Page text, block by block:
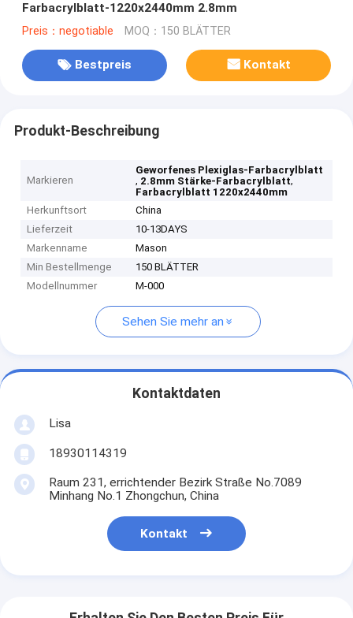
Farbacrylblatt-1220x2440mm 2.8mm
Preis：negotiable MOQ：150 BLÄTTER
Bestpreis Kontakt
Produkt-Beschreibung
Markieren
Geworfenes Plexiglas-Farbacrylblatt
, 2.8mm Stärke-Farbacrylblatt,
Farbacrylblatt 1220x2440mm
Herkunftsort
China
Lieferzeit
10-13DAYS
Markenname
Mason
Min Bestellmenge
150 BLÄTTER
Modellnummer
M-000
Sehen Sie mehr an
Kontaktdaten
Lisa
18930114319
Raum 231, errichtender Bezirk Straße No.7089
Minhang No.1 Zhongchun, China
Kontakt